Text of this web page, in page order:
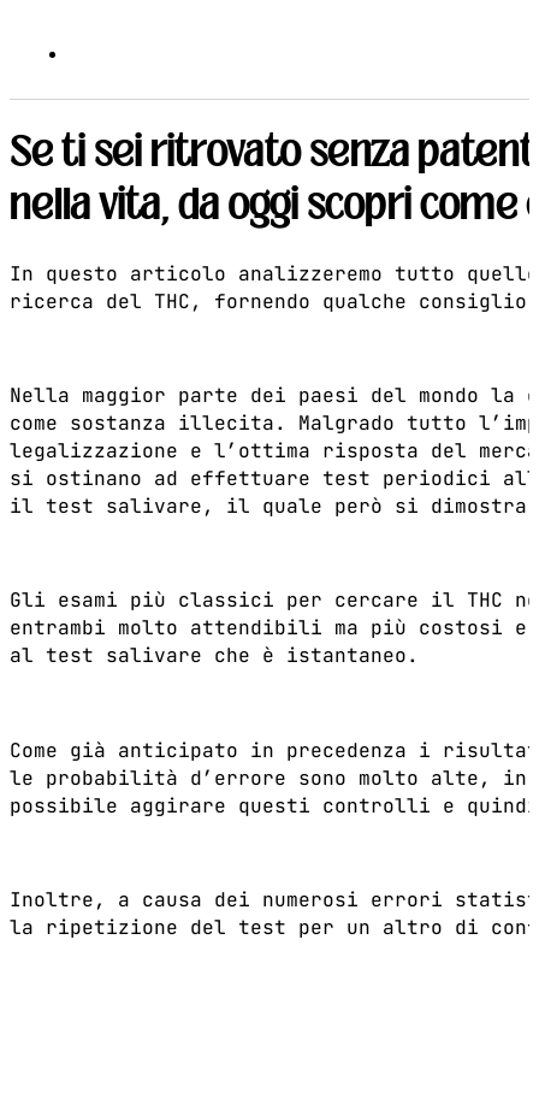
Se ti sei ritrovato senza
nella vita, da oggi scopri
In questo articolo analizzeremo tutto
ricerca del THC, fornendo qualche
Nella maggior parte dei paesi del mondo la
come sostanza illecita. Malgrado tutto
legalizzazione e l’ottima risposta del
si ostinano ad effettuare test periodici
il test salivare, il quale però si dimostra
Gli esami più classici per cercare il THC
entrambi molto attendibili ma più costosi e
al test salivare che è istantaneo.
Come già anticipato in precedenza i
le probabilità d’errore sono molto alte,
possibile aggirare questi controlli e
Inoltre, a causa dei numerosi errori
la ripetizione del test per un altro di